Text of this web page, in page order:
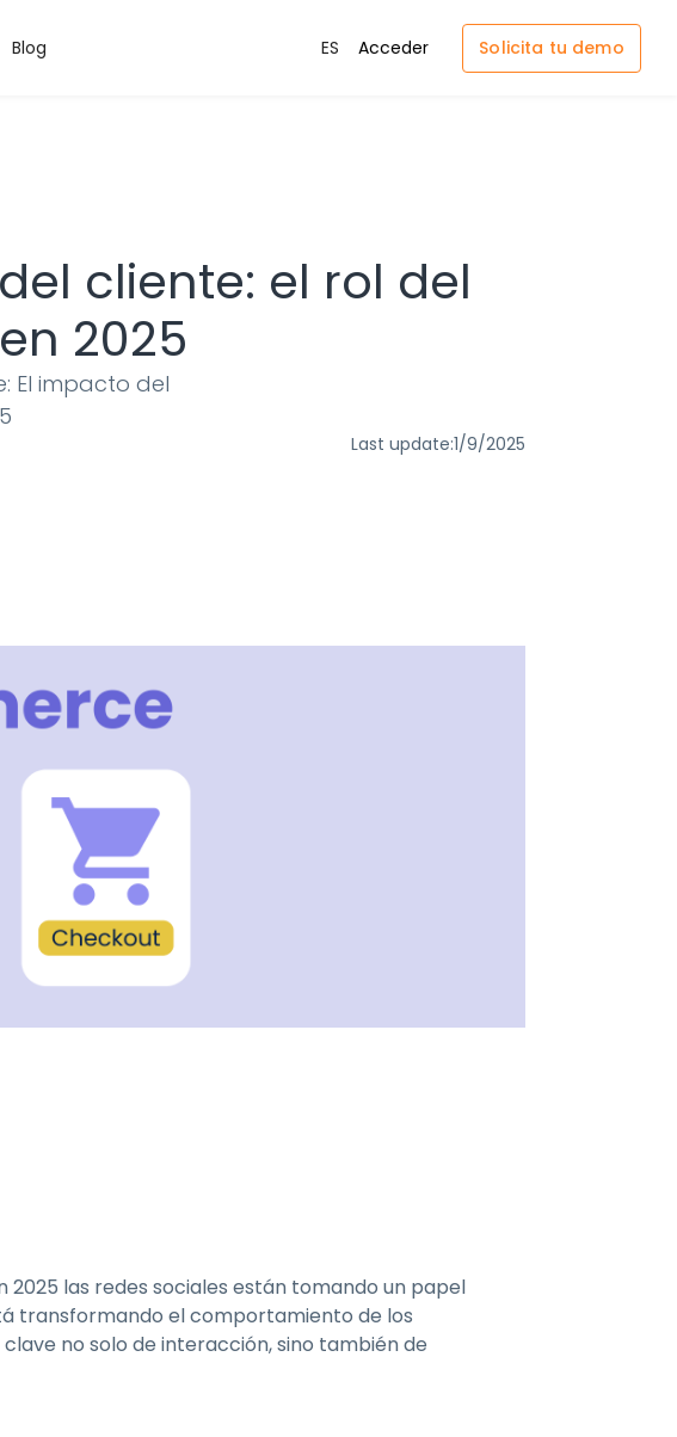
Blog ES Acceder Solicita tu demo
cliente: el rol del
2025
El impacto del
Last update:1/9/2025
las redes sociales están tomando un papel
transformando el comportamiento de los
no solo de interacción, sino también de